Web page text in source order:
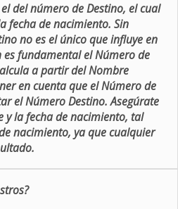
del número de Destino, el cual
fecha de nacimiento. Sin
no es el único que influye en
fundamental el Número de
a partir del Nombre
en cuenta que el Número de
el Número Destino. Asegúrate
y la fecha de nacimiento, tal
nacimiento, ya que cualquier